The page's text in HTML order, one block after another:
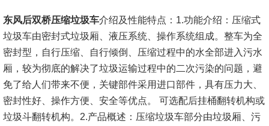
东风后双桥压缩垃圾车介绍及性能特点： 1.功能介绍：压缩式
垃圾车由密封式垃圾厢、液压系统、操作系统组成。整车为全
密封型，自行压缩、自行倾倒、压缩过程中的水全部进入污水
厢，较为彻底的解决了垃圾运输过程中的二次污染的问题，避
免了给人们带来不便，关键部件采用进口部件，具有压力大、
密封性好、操作方便、安全等优点。 可选配后挂桶翻转机构或
垃圾斗翻转机构。 2.产品概述：压缩垃圾车部分由垃圾厢、污